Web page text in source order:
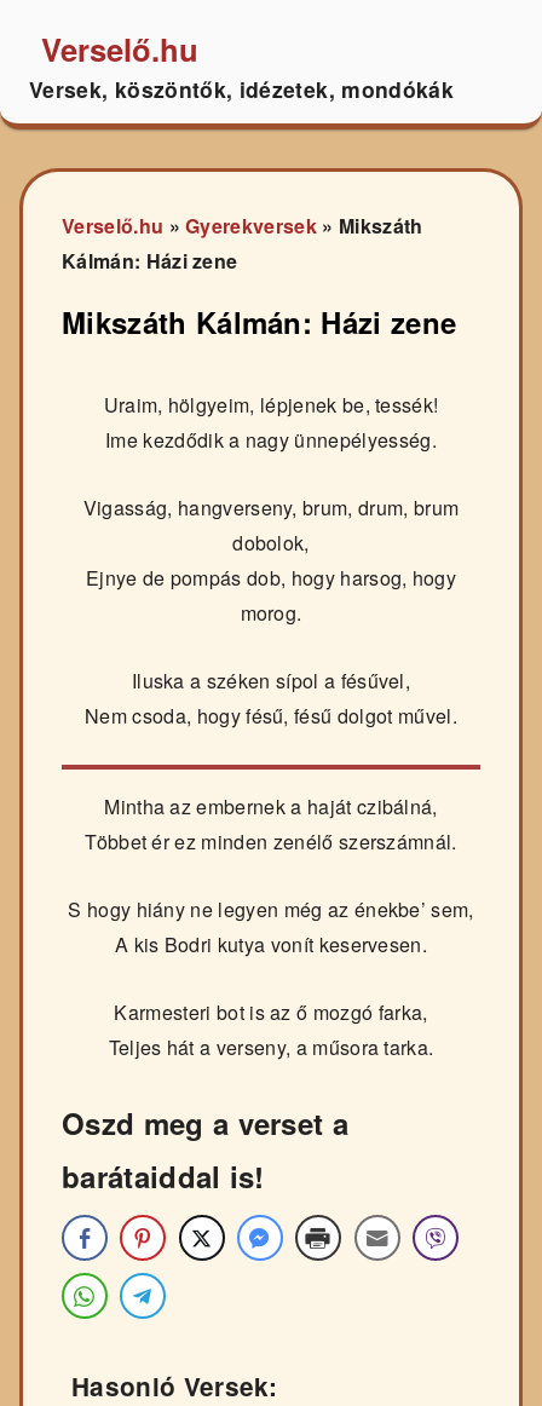
Verselő.hu
Versek, köszöntők, idézetek, mondókák
Verselő.hu »Gyerekversek » Mikszáth
Kálmán: Házi zene
Mikszáth Kálmán: Házi zene
Uraim, hölgyeim, lépjenek be, tessék!
Ime kezdődik a nagy ünnepélyesség.
Vigasság, hangverseny, brum, drum, brum
dobolok,
Ejnye de pompás dob, hogy harsog, hogy
morog.
Iluska a széken sípol a fésűvel,
Nem csoda, hogy fésű, fésű dolgot művel.
Mintha az embernek a haját czibálná,
Többet ér ez minden zenélő szerszámnál.
S hogy hiány ne legyen még az énekbe’ sem,
A kis Bodri kutya vonít keservesen.
Karmesteri bot is az ő mozgó farka,
Teljes hát a verseny, a műsora tarka.
Oszd meg a verset a
barátaiddal is!
Hasonló Versek: